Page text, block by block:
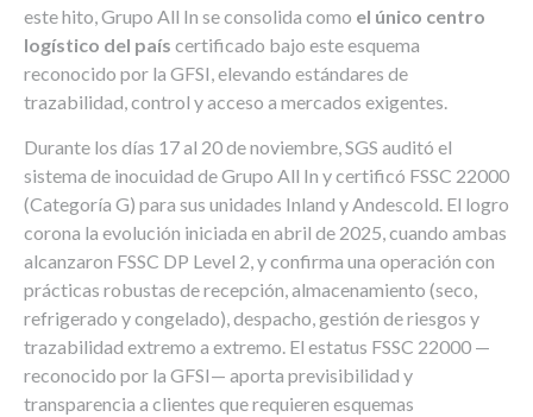
este hito, Grupo All In se consolida como el único centro
logístico del país certificado bajo este esquema
reconocido por la GFSI, elevando estándares de
trazabilidad, control y acceso a mercados exigentes.
Durante los días 17 al 20 de noviembre, SGS auditó el
sistema de inocuidad de Grupo All In y certificó FSSC 22000
(Categoría G) para sus unidades Inland y Andescold. El logro
corona la evolución iniciada en abril de 2025, cuando ambas
alcanzaron FSSC DP Level 2, y confirma una operación con
prácticas robustas de recepción, almacenamiento (seco,
refrigerado y congelado), despacho, gestión de riesgos y
trazabilidad extremo a extremo. El estatus FSSC 22000 —
reconocido por la GFSI— aporta previsibilidad y
transparencia a clientes que requieren esquemas